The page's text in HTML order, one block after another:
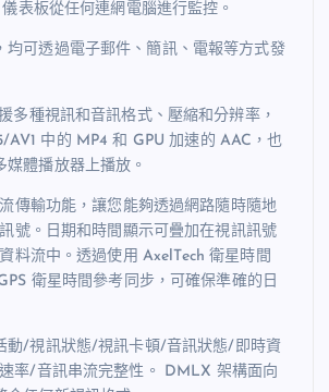
表板從任何連網電腦進行監控。
均可透過電子郵件、簡訊、電報等方式發
多種視訊和音訊格式、壓縮和分辨率，
中的 MP4 和 GPU 加速的 AAC，也
媒體播放器上播放。
傳輸功能，讓您能夠透過網路隨時隨地
號。日期和時間顯示可疊加在視訊訊號
料流中。透過使用 AxelTech 衛星時間
衛星時間參考同步，可確保準確的日
動/視訊狀態/視訊卡頓/音訊狀態/即時資
率/音訊串流完整性。 DMLX 架構面向